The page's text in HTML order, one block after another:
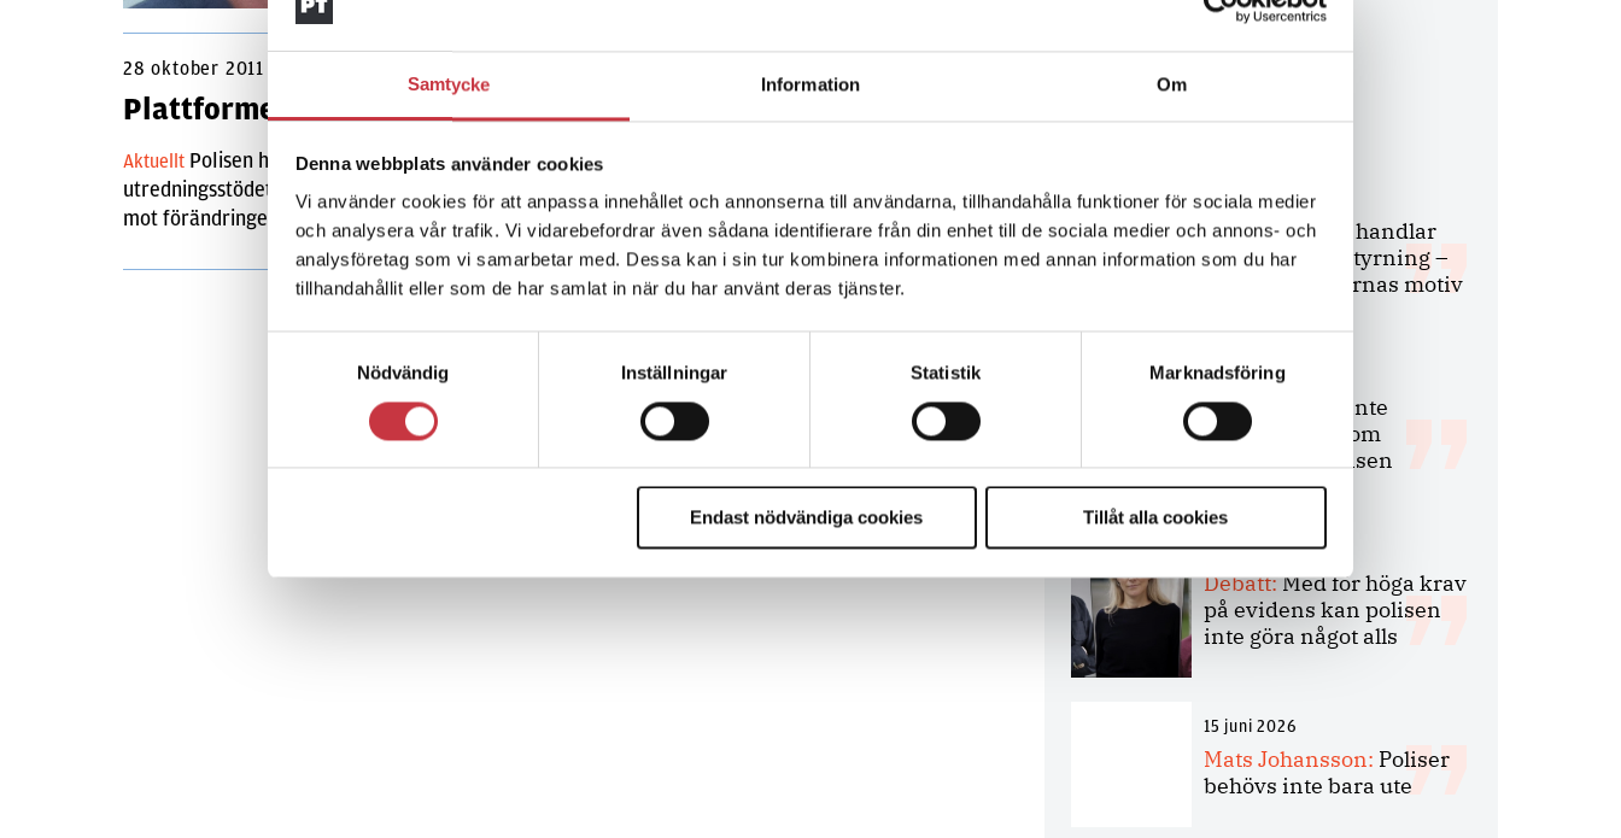
Samtycke Information Om
Denna webbplats använder cookies
Vi använder cookies för att anpassa innehållet och annonserna till användarna, tillhandahålla funktioner för sociala medier
och analysera vår trafik. Vi vidarebefordrar även sådana identifierare från din enhet till de sociala medier och annons- och
analysföretag som vi samarbetar med. Dessa kan i sin tur kombinera informationen med annan information som du har
tillhandahållit eller som de har samlat in när du har använt deras tjänster.
Nödvändig
Inställningar Statistik Marknadsföring
Endast nödvändiga cookies Tillåt alla cookies
28 oktober 2011
Plattformen för Pust ska bytas ut
Aktuellt Polisen har långt gångna planer på att snarast skrota dagens tekniska lösning för
utredningsstödet Pust, skriver Computer Sweden den 28:e oktober. Enligt tidningen finns intern kritik
mot förändringen.
Debatt
9 juli 2026
Slutreplik:Det handlar
om kunskapsstyrning –
inte om forskarnas motiv
8 juli 2026
Replik:
Det är inte
evidenskrav som
bakbinder polisen
7 juli 2026
Debatt:Med för höga krav
på evidens kan polisen
inte göra något alls
15 juni 2026
Mats Johansson: Poliser
behövs inte bara ute